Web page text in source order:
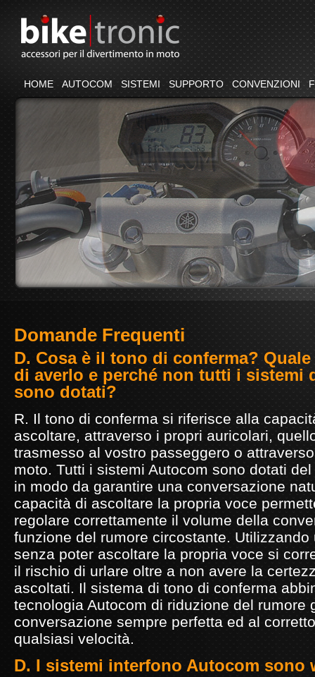
HOME AUTOCOM SISTEMI SUPPORTO CONVENZIONI
Domande Frequenti
D. Cosa è il tono di conferma?
di averlo e perché non tutti i sistemi
sono dotati?
R. Il tono di conferma si riferisce alla
ascoltare, attraverso i propri auricolari,
trasmesso al vostro passeggero o
moto. Tutti i sistemi Autocom sono dotati
in modo da garantire una conversazione
capacità di ascoltare la propria voce
regolare correttamente il volume della
funzione del rumore circostante. Utilizzando
senza poter ascoltare la propria voce si
il rischio di urlare oltre a non avere la
ascoltati. Il sistema di tono di conferma
tecnologia Autocom di riduzione del rumore
conversazione sempre perfetta ed al
qualsiasi velocità.
D. I sistemi interfono Autocom sono